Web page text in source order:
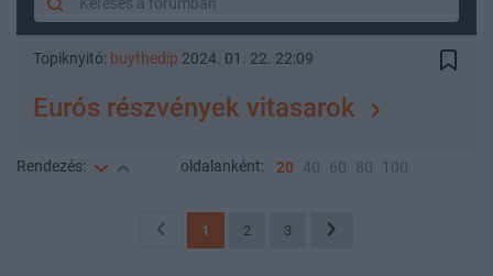
Topiknyitó: buythedip 2024. 01. 22. 22:09
Eurós részvények vitasarok
Rendezés: oldalanként: 20 40 60 80 100
1 2 3